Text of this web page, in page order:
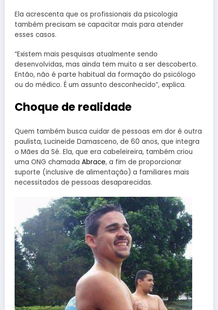
Ela acrescenta que os profissionais da psicologia
também precisam se capacitar mais para atender
esses casos.
“Existem mais pesquisas atualmente sendo
desenvolvidas, mas ainda tem muito a ser descoberto.
Então, não é parte habitual da formação do psicólogo
ou do médico. É um assunto desconhecido”, explica.
Choque de realidade
Quem também busca cuidar de pessoas em dor é outra
paulista, Lucineide Damasceno, de 60 anos, que integra
o Mães da Sé. Ela, que era cabeleireira, também criou
uma ONG chamada Abrace, a fim de proporcionar
suporte (inclusive de alimentação) a familiares mais
necessitados de pessoas desaparecidas.